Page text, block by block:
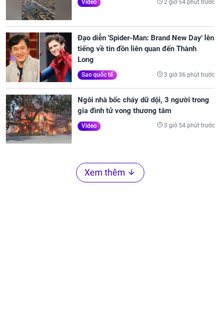
Video 2 giờ 54 phút trước
Đạo diễn 'Spider-Man: Brand New Day' lên
tiếng về tin đồn liên quan đến Thành
Long
Sao quốc tế 3 giờ 36 phút trước
Ngôi nhà bốc cháy dữ dội, 3 người trong
gia đình tử vong thương tâm
Video 3 giờ 54 phút trước
Xem thêm